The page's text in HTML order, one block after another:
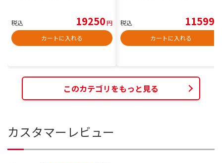
税込 19250円
カートに入れる
税込 11599
カートに入れる
このカテゴリをもっと見る
カスタマーレビュー